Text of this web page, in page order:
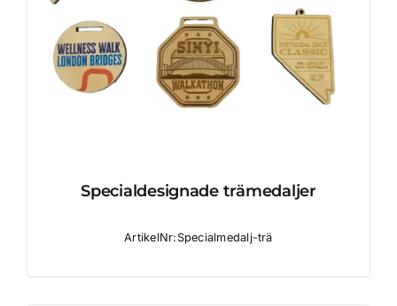
Specialdesignade trämedaljer
ArtikelNr:Specialmedalj-trä